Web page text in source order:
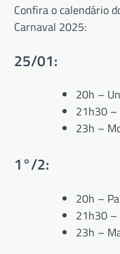
Confira o calendário
Carnaval 2025:
25/01:
20h –
21h30 –
23h –
1°/2:
20h –
21h30
23h –